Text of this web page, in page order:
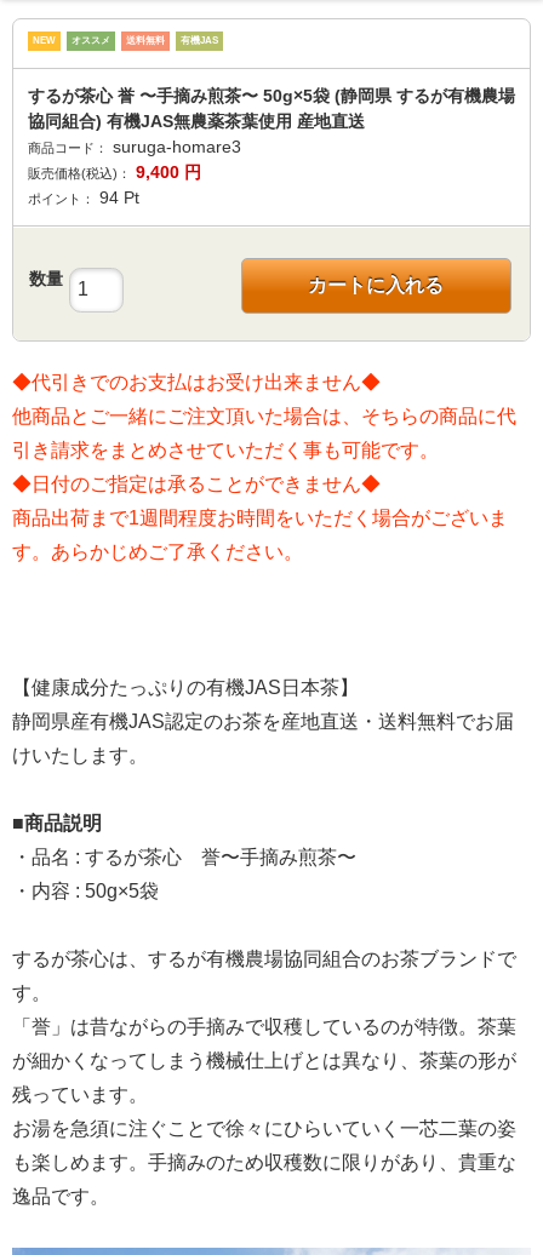
NEW オススメ 送料無料 有機JAS
するが茶心 誉 〜手摘み煎茶〜 50g×5袋 (静岡県 するが有機農場
協同組合) 有機JAS無農薬茶葉使用 産地直送
商品コード： suruga-homare3
販売価格(税込)： 9,400 円
ポイント： 94 Pt
数量 カートに入れる
◆代引きでのお支払はお受け出来ません◆
他商品とご一緒にご注文頂いた場合は、そちらの商品に代
引き請求をまとめさせていただく事も可能です。
◆日付のご指定は承ることができません◆
商品出荷まで1週間程度お時間をいただく場合がございま
す。あらかじめご了承ください。
【健康成分たっぷりの有機JAS日本茶】
静岡県産有機JAS認定のお茶を産地直送・送料無料でお届
けいたします。
■商品説明
・品名 : するが茶心 誉〜手摘み煎茶〜
・内容 : 50g×5袋
するが茶心は、するが有機農場協同組合のお茶ブランドで
す。
「誉」は昔ながらの手摘みで収穫しているのが特徴。茶葉
が細かくなってしまう機械仕上げとは異なり、茶葉の形が
残っています。
お湯を急須に注ぐことで徐々にひらいていく一芯二葉の姿
も楽しめます。手摘みのため収穫数に限りがあり、貴重な
逸品です。